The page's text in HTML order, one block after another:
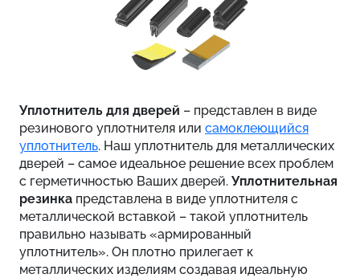
Уплотнитель для дверей – представлен в виде
резинового уплотнителя или самоклеющийся
уплотнитель. Наш уплотнитель для металлических
дверей – самое идеальное решение всех проблем
с герметичностью Ваших дверей. Уплотнительная
резинка представлена в виде уплотнителя с
металлической вставкой – такой уплотнитель
правильно называть «армированный
уплотнитель». Он плотно прилегает к
металлических изделиям создавая идеальную